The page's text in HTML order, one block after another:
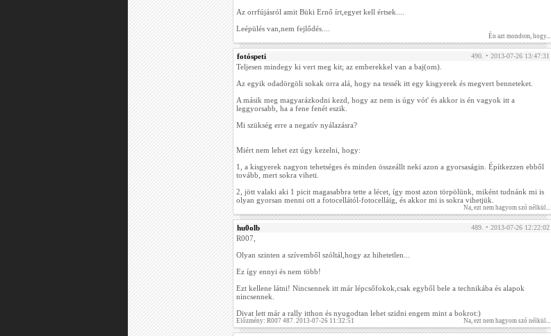
Az orrfújásról amit Büki Ernő írt,egyet kell értsek....
Leépülés van,nem fejlődés....
Én azt mondom, hogy...
fotóspeti 490. • 2013-07-26 13:47:31
Teljesen mindegy ki vert meg kit; az emberekkel van a baj(om).
Az egyik odadörgöli sokak orra alá, hogy na tessék itt egy kisgyerek és megvert benneteket.
A másik meg magyarázkodni kezd, hogy az nem is úgy vót' és akkor is én vagyok itt a
leggyorsabb, ha a fene fenét eszik.
Mi szükség erre a negatív nyálazásra?
Miért nem lehet ezt úgy kezelni, hogy:
1, a kisgyerek nagyon tehetséges és minden összeállt neki azon a gyorsaságin. Építkezzen ebből
tovább, mert sokra viheti.
2, jött valaki aki 1 picit magasabbra tette a lécet, így most azon törpölünk, miként tudnánk mi is
olyan gyorsan menni ott a fotocellától-fotocelláig, és akkor mi is sokra vihetjük.
Na, ezt nem hagyom szó nélkül...
hu0olb 489. • 2013-07-26 12:22:02
R007,
Olyan szinten a szívemből szóltál,hogy az hihetetlen...
Ez így ennyi és nem több!
Ezt kellene látni! Nincsennek itt már lépcsőfokok,csak egyből bele a technikába és alapok
nincsennek.
Divat lett már a rally itthon és nyugodtan lehet szidni engem mint a bokrot:)
Előzmény: R007 487. 2013-07-26 11:32:51 Na, ezt nem hagyom szó nélkül...